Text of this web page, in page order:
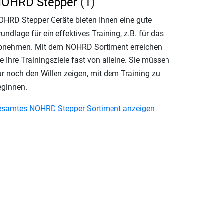
Stepper Geräte bieten Ihnen eine gute
für ein effektives Training, z.B. für das
Mit dem NOHRD Sortiment erreichen
Ihre Trainingsziele fast von alleine. Sie müssen
noch den Willen zeigen, mit dem Training zu
NOHRD Stepper Sortiment anzeigen